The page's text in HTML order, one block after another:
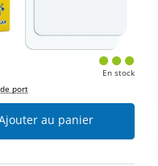
port
En stock
au panier